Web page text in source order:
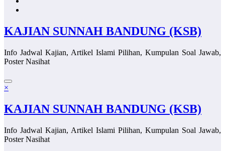
KAJIAN SUNNAH BANDUNG (KSB)
Info Jadwal Kajian, Artikel Islami Pilihan, Kumpulan Soal Jawab,
Poster Nasihat
×
KAJIAN SUNNAH BANDUNG (KSB)
Info Jadwal Kajian, Artikel Islami Pilihan, Kumpulan Soal Jawab,
Poster Nasihat